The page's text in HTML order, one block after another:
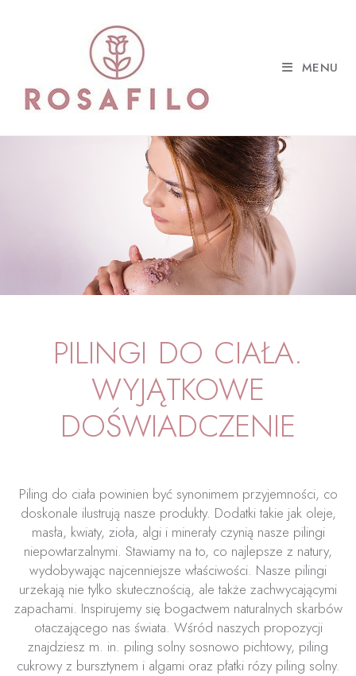
MENU
PILINGI DO CIAŁA.
WYJĄTKOWE
DOŚWIADCZENIE
Piling do ciała powinien być synonimem przyjemności, co
doskonale ilustrują nasze produkty. Dodatki takie jak oleje,
masła, kwiaty, zioła, algi i minerały czynią nasze pilingi
niepowtarzalnymi. Stawiamy na to, co najlepsze z natury,
wydobywając najcenniejsze właściwości. Nasze pilingi
urzekają nie tylko skutecznością, ale także zachwycającymi
zapachami. Inspirujemy się bogactwem naturalnych skarbów
otaczającego nas świata. Wśród naszych propozycji
znajdziesz m. in. piling solny sosnowo pichtowy, piling
cukrowy z bursztynem i algami oraz płatki rózy piling solny.